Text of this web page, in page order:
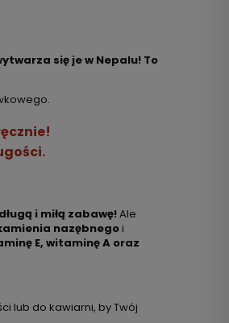
się je w Nepalu! To
i miłą zabawę!Ale
nazębnego i
E, witaminę A oraz
lub do kawiarni, by Twój